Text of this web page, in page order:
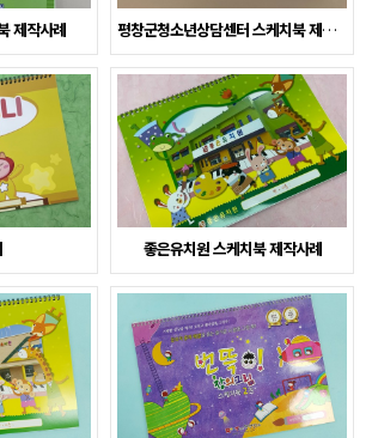
제작사례 평창군청소년상담센터 스케치북 제작사례
좋은유치원 스케치북 제작사례